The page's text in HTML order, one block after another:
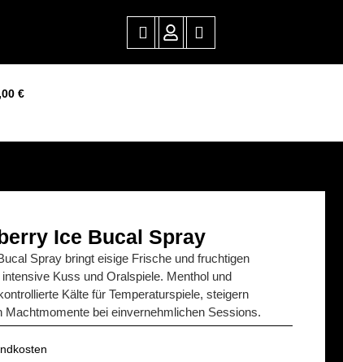
€
Ice Bucal Spray
Spray bringt eisige Frische und fruchtigen
Kuss und Oralspiele. Menthol und
Kälte für Temperaturspiele, steigern
Machtmomente bei einvernehmlichen Sessions.